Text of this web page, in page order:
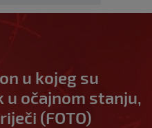
u kojeg su
u očajnom stanju,
(FOTO)